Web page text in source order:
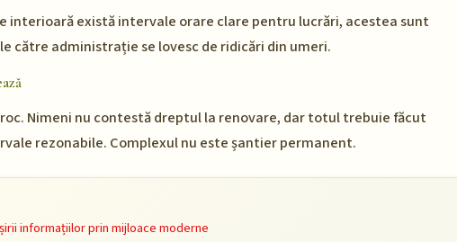
interioară există intervale orare clare pentru lucrări, acestea sunt
către administrație se lovesc de ridicări din umeri.
Nimeni nu contestă dreptul la renovare, dar totul trebuie făcut
rezonabile. Complexul nu este șantier permanent.
informațiilor prin mijloace moderne